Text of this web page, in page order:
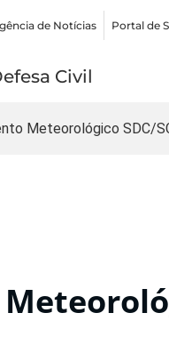
de Notícias Portal de
Civil
Meteorológico SDC/